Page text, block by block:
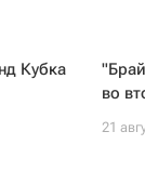
Кубка
во
21